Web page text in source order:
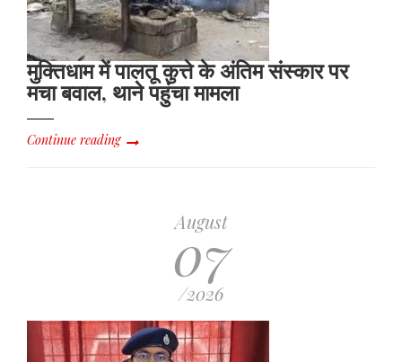
मुक्तिधाम में पालतू कुत्ते के अंतिम संस्कार पर
मचा बवाल, थाने पहुंचा मामला
Continue reading
August
07
/2026